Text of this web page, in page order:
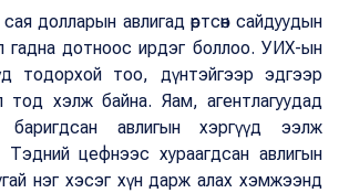
долларын авлигад өртсөн сайдуудын
гадна дотноос ирдэг боллоо. УИХ-ын
тодорхой тоо, дүнтэйгээр эдгээр
тод хэлж байна. Яам, агентлагуудад
авлигын хэргүүд ээлж
Тэдний цефнээс хураагдсан авлигын
нэг хэсэг хүн дарж алах хэмжээнд